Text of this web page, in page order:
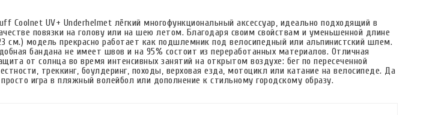
Coolnet UV+ Underhelmet лёгкий многофункциональный аксессуар, идеально подходящий в
повязки на голову или на шею летом. Благодаря своим свойствам и уменьшенной длине
см.) модель прекрасно работает как подшлемник под велосипедный или альпинистский шлем.
бандана не имеет швов и на 95% состоит из переработанных материалов. Отличная
от солнца во время интенсивных занятий на открытом воздухе: бег по пересеченной
треккинг, боулдеринг, походы, верховая езда, мотоцикл или катание на велосипеде. Да
игра в пляжный волейбол или дополнение к стильному городскому образу.